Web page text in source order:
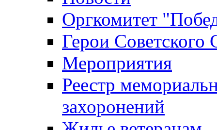
Оргкомитет
Герои Советского
Мероприятия
Реестр
захоронений